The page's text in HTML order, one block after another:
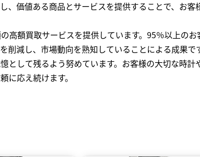
、価値ある商品とサービスを提供することで、お
高額買取サービスを提供しています。95％以上の
減し、市場動向を熟知していることによる成果で
して残るよう努めています。お客様の大切な時計
に応え続けます。